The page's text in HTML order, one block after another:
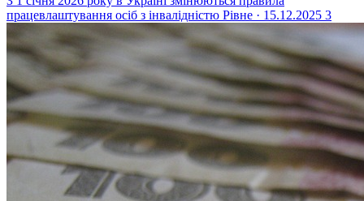
працевлаштування осіб з інвалідністю Рівне · 15.12.2025 3